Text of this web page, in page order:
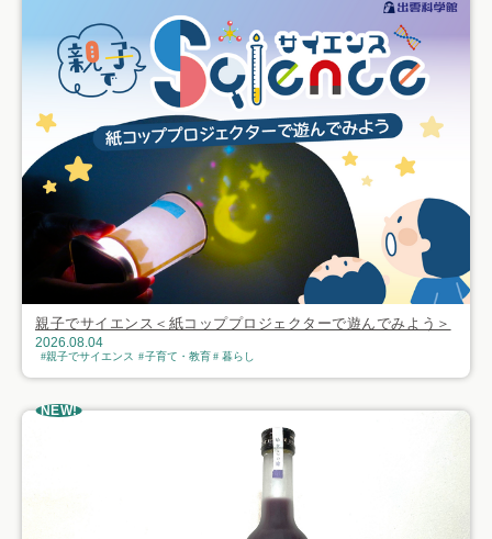
親子でサイエンス＜紙コッププロジェクターで遊んでみよう＞
2026.08.04
親子でサイエンス 子育て・教育 暮らし
NEW!